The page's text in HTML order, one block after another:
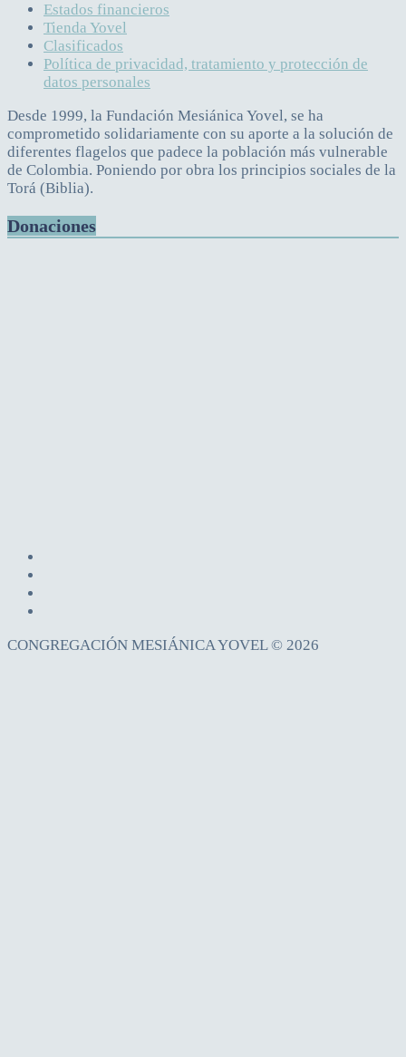
Estados financieros
Tienda Yovel
Clasificados
Política de privacidad, tratamiento y protección de
datos personales
Desde 1999, la Fundación Mesiánica Yovel, se ha
comprometido solidariamente con su aporte a la solución de
diferentes flagelos que padece la población más vulnerable
de Colombia. Poniendo por obra los principios sociales de la
Torá (Biblia).
Donaciones
CONGREGACIÓN MESIÁNICA YOVEL © 2026